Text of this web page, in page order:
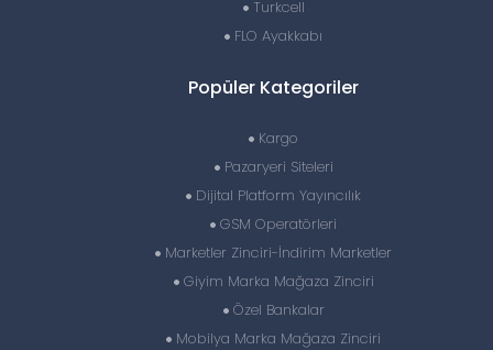
Turkcell
FLO Ayakkabı
Popüler Kategoriler
Kargo
Pazaryeri Siteleri
Dijital Platform Yayıncılık
GSM Operatörleri
Marketler Zinciri-İndirim Marketler
Giyim Marka Mağaza Zinciri
Özel Bankalar
Mobilya Marka Mağaza Zinciri